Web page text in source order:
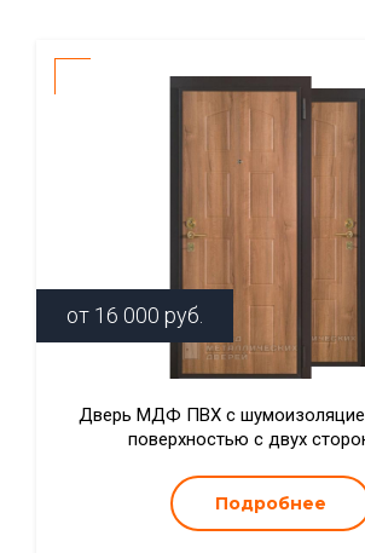
от 16 000 руб.
Дверь МДФ ПВХ с
поверхностью с двух
Подробнее